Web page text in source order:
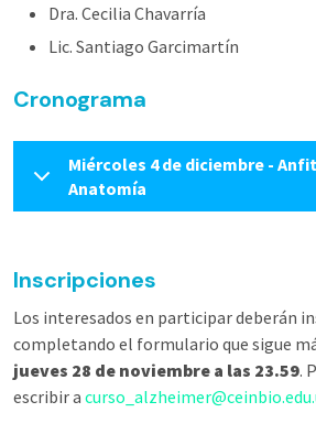
Dra. Cecilia Chavarría
Lic. Santiago Garcimartín
Cronograma
Miércoles 4 de diciembre -
Anatomía
Inscripciones
Los interesados en participar deberán
completando el formulario que sigue
jueves 28 de noviembre a las 23.59.
escribir a